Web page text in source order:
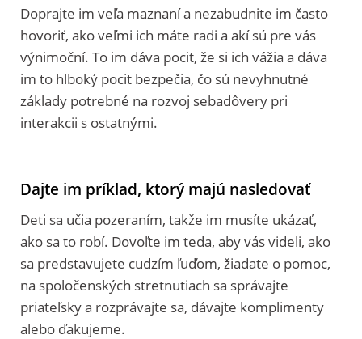
Doprajte im veľa maznaní a nezabudnite im často
hovoriť, ako veľmi ich máte radi a akí sú pre vás
výnimoční. To im dáva pocit, že si ich vážia a dáva
im to hlboký pocit bezpečia, čo sú nevyhnutné
základy potrebné na rozvoj sebadôvery pri
interakcii s ostatnými.
Dajte im príklad, ktorý majú nasledovať
Deti sa učia pozeraním, takže im musíte ukázať,
ako sa to robí. Dovoľte im teda, aby vás videli, ako
sa predstavujete cudzím ľuďom, žiadate o pomoc,
na spoločenských stretnutiach sa správajte
priateľsky a rozprávajte sa, dávajte komplimenty
alebo ďakujeme.